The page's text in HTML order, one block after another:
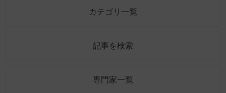
カテゴリ一覧
記事を検索
専門家一覧